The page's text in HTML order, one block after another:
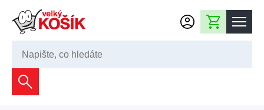
Nákupní košík
245 008 200
Dekorace